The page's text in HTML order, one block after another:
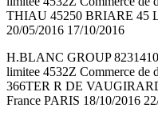
THIAU 45250 BRIARE 45
20/05/2016 17/10/2016
H.BLANC GROUP
limitee 4532Z Commerce de
366TER R DE
France PARIS 18/10/2016